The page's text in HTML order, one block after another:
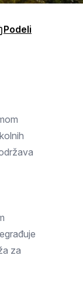
Podeli
za